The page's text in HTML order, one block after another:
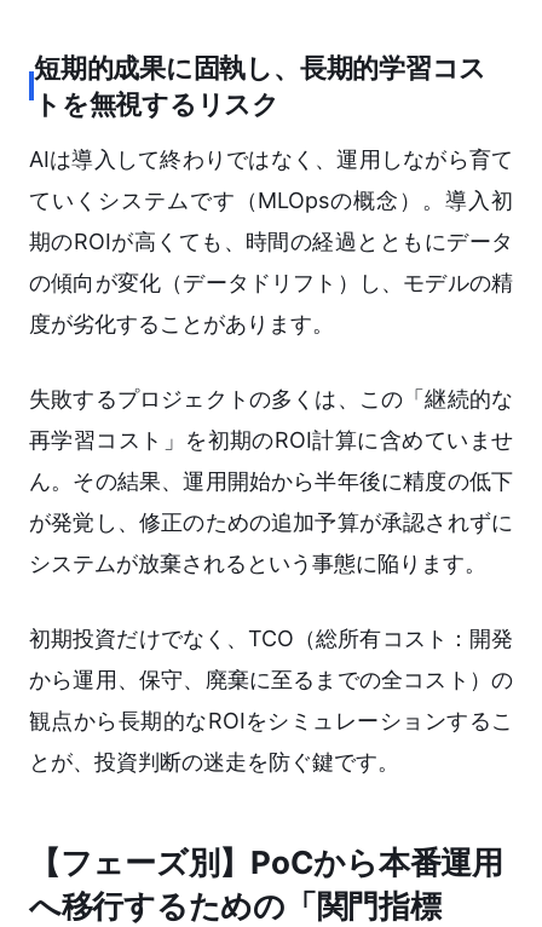
短期的成果に固執し、長期的学習コス
トを無視するリスク
AIは導入して終わりではなく、運用しながら育て
ていくシステムです（MLOpsの概念）。導入初
期のROIが高くても、時間の経過とともにデータ
の傾向が変化（データドリフト）し、モデルの精
度が劣化することがあります。
失敗するプロジェクトの多くは、この「継続的な
再学習コスト」を初期のROI計算に含めていませ
ん。その結果、運用開始から半年後に精度の低下
が発覚し、修正のための追加予算が承認されずに
システムが放棄されるという事態に陥ります。
初期投資だけでなく、TCO（総所有コスト：開発
から運用、保守、廃棄に至るまでの全コスト）の
観点から長期的なROIをシミュレーションするこ
とが、投資判断の迷走を防ぐ鍵です。
【フェーズ別】PoCから本番運用
へ移行するための「関門指標